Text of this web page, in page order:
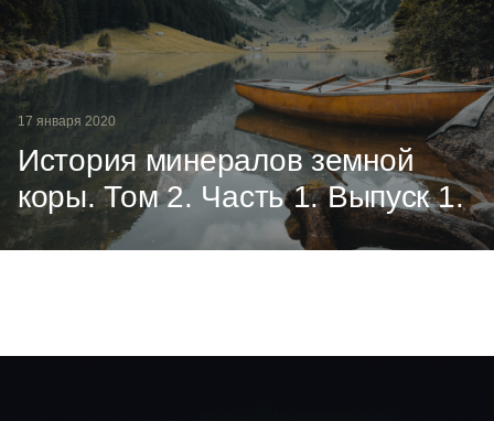
17 января 2020
История минералов земной
коры. Том 2. Часть 1. Выпуск 1.